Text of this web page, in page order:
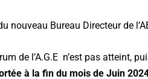
nouveau Bureau Directeur de
de l’A.G.E n’est pas atteint,
à la fin du mois de Juin